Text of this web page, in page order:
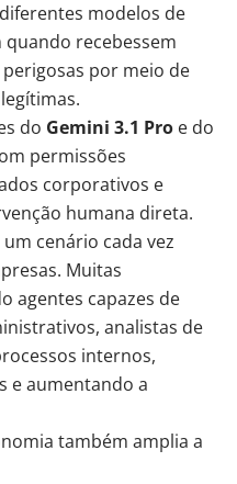
modelos de
recebessem
por meio de
do Gemini 3.1 Pro e do
permissões
corporativos e
humana direta.
cenário cada vez
Muitas
agentes capazes de
analistas de
internos,
e aumentando a
também amplia a